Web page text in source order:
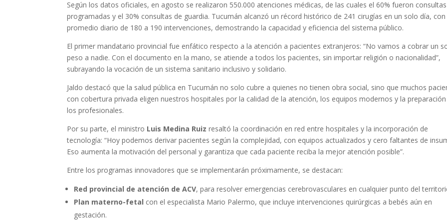
Según los datos oficiales, en agosto se realizaron 550.000 atenciones médicas, de las cuales el 60% fueron consultas
programadas y el 30% consultas de guardia. Tucumán alcanzó un récord histórico de 241 cirugías en un solo día, con
promedio diario de 180 a 190 intervenciones, demostrando la capacidad y eficiencia del sistema público.
El primer mandatario provincial fue enfático respecto a la atención a pacientes extranjeros: “No vamos a cobrar un
peso a nadie. Con el documento en la mano, se atiende a todos los pacientes, sin importar religión o nacionalidad”,
subrayando la vocación de un sistema sanitario inclusivo y solidario.
Jaldo destacó que la salud pública en Tucumán no solo cubre a quienes no tienen obra social, sino que muchos
con cobertura privada eligen nuestros hospitales por la calidad de la atención, los equipos modernos y la
los profesionales.
Por su parte, el ministro Luis Medina Ruiz resaltó la coordinación en red entre hospitales y la incorporación de
tecnología: “Hoy podemos derivar pacientes según la complejidad, con equipos actualizados y cero faltantes de
Eso aumenta la motivación del personal y garantiza que cada paciente reciba la mejor atención posible”.
Entre los programas innovadores que se implementarán próximamente, se destacan:
Red provincial de atención de ACV, para resolver emergencias cerebrovasculares en cualquier punto del
Plan materno-fetal con el especialista Mario Palermo, que incluye intervenciones quirúrgicas a bebés aún en
gestación.